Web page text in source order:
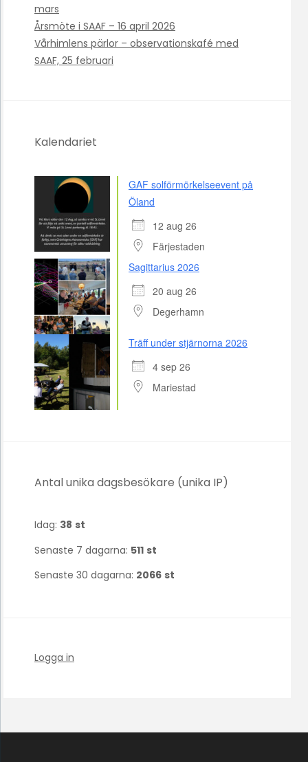
mars
Årsmöte i SAAF – 16 april 2026
Vårhimlens pärlor – observationskafé med
SAAF, 25 februari
Kalendariet
GAF solförmörkelseevent på
Öland
12 aug 26
Färjestaden
Sagittarius 2026
20 aug 26
Degerhamn
Träff under stjärnorna 2026
4 sep 26
Mariestad
Antal unika dagsbesökare (unika IP)
Idag: 38 st
Senaste 7 dagarna: 511 st
Senaste 30 dagarna: 2066 st
Logga in